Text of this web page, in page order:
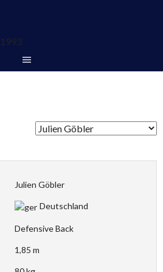
Julien Göbler
Deutschland
Defensive Back
1,85 m